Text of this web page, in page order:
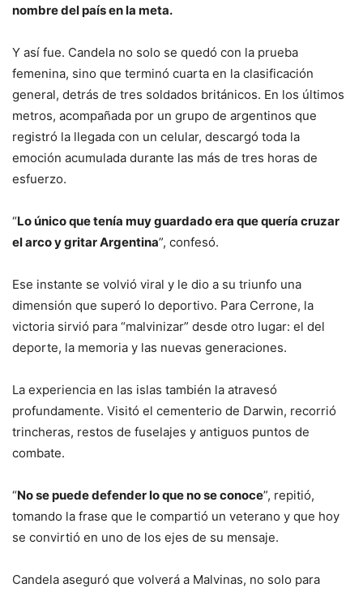
nombre del país en la meta.
Y así fue. Candela no solo se quedó con la prueba
femenina, sino que terminó cuarta en la clasificación
general, detrás de tres soldados británicos. En los últimos
metros, acompañada por un grupo de argentinos que
registró la llegada con un celular, descargó toda la
emoción acumulada durante las más de tres horas de
esfuerzo.
“Lo único que tenía muy guardado era que quería cruzar
el arco y gritar Argentina”, confesó.
Ese instante se volvió viral y le dio a su triunfo una
dimensión que superó lo deportivo. Para Cerrone, la
victoria sirvió para “malvinizar” desde otro lugar: el del
deporte, la memoria y las nuevas generaciones.
La experiencia en las islas también la atravesó
profundamente. Visitó el cementerio de Darwin, recorrió
trincheras, restos de fuselajes y antiguos puntos de
combate.
“No se puede defender lo que no se conoce”, repitió,
tomando la frase que le compartió un veterano y que hoy
se convirtió en uno de los ejes de su mensaje.
Candela aseguró que volverá a Malvinas, no solo para